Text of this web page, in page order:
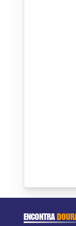
ENCONTRA